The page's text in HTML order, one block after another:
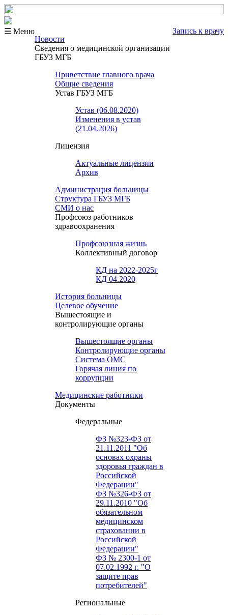
☰ Меню
Запись к врачу
Новости
Сведения о медицинской организации
ГБУЗ МГБ
Приветствие главного врача
Общие сведения
Устав ГБУЗ МГБ
Устав (06.08.2020)
Изменения в устав
(21.04.2026)
Лицензия
Актуальные лицензии
Архив
Администрация больницы
Структура ГБУЗ МГБ
СМИ о нас
Профсоюз работников
здравоохранения
Профсоюзная жизнь
Коллективный договор
КД на 2022-2025г
КД 04.2020
История больницы
Целевое обучение
Вышестоящие и
контролирующие органы
Вышестоящие органы
Контролирующие органы
Система ОМС
Горячая линия по
коррупции
Медицинские работники
Документы
Федеральные
ФЗ №323-ФЗ от
21.11.2011 "Об
основах охраны
здоровья граждан в
Российской
Федерации"
ФЗ №326-ФЗ от
29.11.2010 "Об
обязательном
медицинском
страховании в
Российской
Федерации"
ФЗ № 2300-1 от
07.02.1992 г. "О
защите прав
потребителей"
Региональные